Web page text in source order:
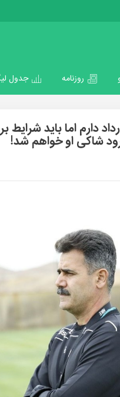
روزنامه جدول
دارم اما باید شرایط
شاکی او خواهم شد!